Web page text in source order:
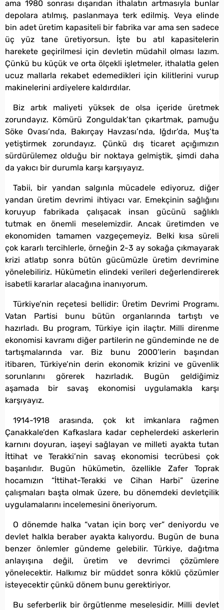
ama 1980 sonrası dışarıdan ithalatın artmasıyla bunlar
depolara atılmış, paslanmaya terk edilmiş. Veya elinde
bin adet üretim kapasiteli bir fabrika var ama sen sadece
üç yüz tane üretiyorsun. İşte bu atıl kapasitelerin
harekete geçirilmesi için devletin müdahil olması lazım.
Çünkü bu küçük ve orta ölçekli işletmeler, ithalatla gelen
ucuz mallarla rekabet edemedikleri için kilitlerini vurup
makinelerini ardiyelere kaldırdılar.
Biz artık maliyeti yüksek de olsa içeride üretmek
zorundayız. Kömürü Zonguldak’tan çıkartmak, pamuğu
Söke Ovası’nda, Bakırçay Havzası’nda, Iğdır’da, Muş’ta
yetiştirmek zorundayız. Çünkü dış ticaret açığımızın
sürdürülemez olduğu bir noktaya gelmiştik, şimdi daha
da yakıcı bir durumla karşı karşıyayız.
Tabii, bir yandan salgınla mücadele ediyoruz, diğer
yandan üretim devrimi ihtiyacı var. Emekçinin sağlığını
koruyup fabrikada çalışacak insan gücünü sağlıklı
tutmak en önemli meselemizdir. Ancak üretimden ve
ekonomiden tamamen vazgeçemeyiz. Belki kısa süreli
çok kararlı tercihlerle, örneğin 2-3 ay sokağa çıkmayarak
krizi atlatıp sonra bütün gücümüzle üretim devrimine
yönelebiliriz. Hükümetin elindeki verileri değerlendirerek
isabetli kararlar alacağına inanıyorum.
Türkiye’nin reçetesi bellidir: Üretim Devrimi Programı.
Vatan Partisi bunu bütün organlarında tartıştı ve
hazırladı. Bu program, Türkiye için ilaçtır. Milli direnme
ekonomisi kavramı diğer partilerin ne gündeminde ne de
tartışmalarında var. Biz bunu 2000’lerin başından
itibaren, Türkiye’nin derin ekonomik krizini ve güvenlik
sorunlarını görerek hazırladık. Bugün geldiğimiz
aşamada bir savaş ekonomisi uygulamakla karşı
karşıyayız.
1914-1918 arasında, çok kıt imkanlara rağmen
Çanakkale’den Kafkaslara kadar cephelerdeki askerlerin
karnını doyuran, iaşeyi sağlayan ve milleti ayakta tutan
İttihat ve Terakki’nin savaş ekonomisi tecrübesi çok
başarılıdır. Bugün hükümetin, özellikle Zafer Toprak
hocamızın “İttihat-Terakki ve Cihan Harbi” üzerine
çalışmaları başta olmak üzere, bu dönemdeki devletçilik
uygulamalarını incelemesini öneriyorum.
O dönemde halka “vatan için borç ver” deniyordu ve
devlet halkla beraber ayakta kalıyordu. Bugün de buna
benzer önlemler gündeme gelebilir. Türkiye, dağıtma
anlayışına değil, üretim ve devrimci çözümlere
yönelecektir. Halkımız bir müddet sonra köklü çözümler
isteyecektir çünkü dönem bunu gerektiriyor.
Bu seferberlik bir örgütlenme meselesidir. Milli devlet